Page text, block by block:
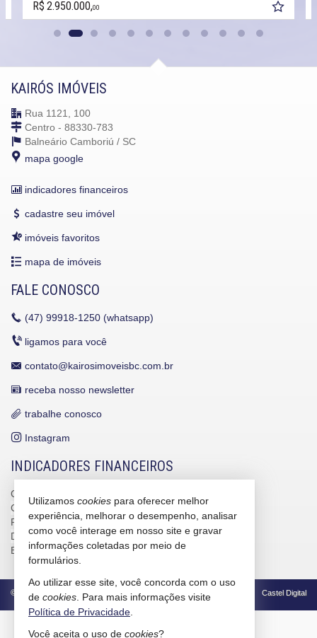
R$ 2.950.000,00
KAIRÓS IMÓVEIS
Rua 1121, 100
Centro - 88330-783
Balneário Camboriú / SC
mapa google
indicadores financeiros
cadastre seu imóvel
imóveis favoritos
mapa de imóveis
FALE CONOSCO
(47) 99918-1250 (whatsapp)
ligamos para você
contato@kairosimoveisbc.com.br
receba nosso newsletter
trabalhe conosco
Instagram
INDICADORES FINANCEIROS
CUB /
CUB /SCvariação
0,95%
Poupança
0,6738%
Dólar Comercial
R$ 5,10
Euro
R$ 5,88
© 2026 CRECI/SC 4586-J Política de Privacidade Castel Digital
Utilizamos cookies para oferecer melhor
experiência, melhorar o desempenho, analisar
como você interage em nosso site e gravar
informações coletadas por meio de
formulários.
Ao utilizar esse site, você concorda com o uso
de cookies . Para mais informações visite
Política de Privacidade
Você aceita o uso de cookies?